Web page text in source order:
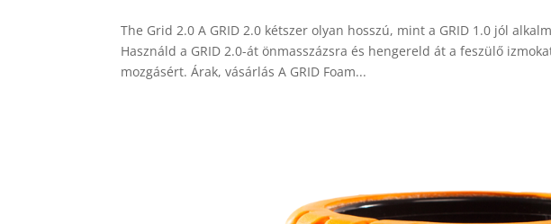
The Grid 2.0 A GRID 2.0 kétszer olyan hosszú, mint a GRID 1.0 jól
Használd a GRID 2.0-át önmasszázsra és hengereld át a feszülő
mozgásért. Árak, vásárlás A GRID Foam...